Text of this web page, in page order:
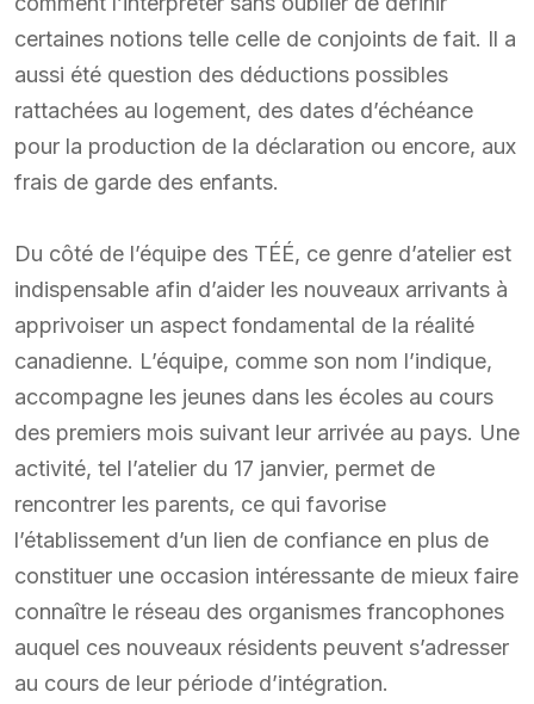
certaines notions telle celle de conjoints de fait. Il a
aussi été question des déductions possibles
rattachées au logement, des dates d’échéance
pour la production de la déclaration ou encore, aux
frais de garde des enfants.
Du côté de l’équipe des TÉÉ, ce genre d’atelier est
indispensable afin d’aider les nouveaux arrivants à
apprivoiser un aspect fondamental de la réalité
canadienne. L’équipe, comme son nom l’indique,
accompagne les jeunes dans les écoles au cours
des premiers mois suivant leur arrivée au pays. Une
activité, tel l’atelier du 17 janvier, permet de
rencontrer les parents, ce qui favorise
l’établissement d’un lien de confiance en plus de
constituer une occasion intéressante de mieux faire
connaître le réseau des organismes francophones
auquel ces nouveaux résidents peuvent s’adresser
au cours de leur période d’intégration.